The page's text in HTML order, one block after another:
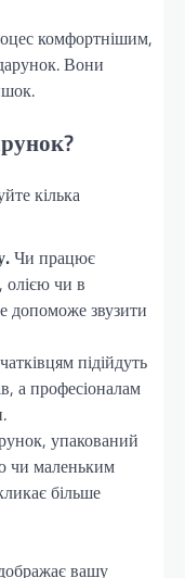
комфортнішим,
Вони
кілька
Чи працює
олією чи в
допоможе звузити
підійдуть
а професіоналам
упакований
чи маленьким
більше
вашу